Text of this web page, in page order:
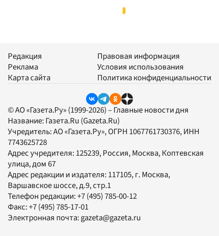
Редакция
Реклама
Карта сайта
Правовая информация
Условия использования
Политика конфиденциальности
© АО «Газета.Ру» (1999-2026) – Главные новости дня
Название: Газета.Ru (Gazeta.Ru)
Учредитель:АО «Газета.Ру», ОГРН 1067761730376, ИНН
7743625728
Адрес учредителя: 125239, Россия, Москва, Коптевская
улица, дом 67
Адрес редакции и издателя: 117105, г. Москва,
Варшавское шоссе, д.9, стр.1
Телефон редакции:+7 (495) 785-00-12
Факс:+7 (495) 785-17-01
Электронная почта:gazeta@gazeta.ru